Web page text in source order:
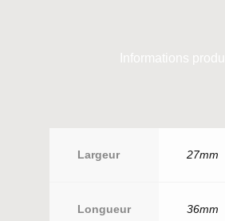
Informations
Largeur 27mm
Longueur 36mm